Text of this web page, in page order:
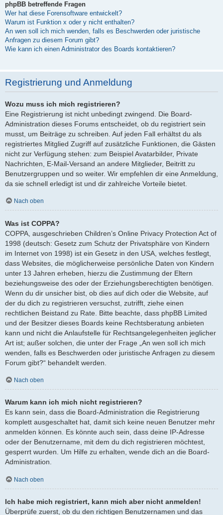
phpBB betreffende Fragen
Wer hat diese Forensoftware entwickelt?
Warum ist Funktion x oder y nicht enthalten?
An wen soll ich mich wenden, falls es Beschwerden oder juristische
Anfragen zu diesem Forum gibt?
Wie kann ich einen Administrator des Boards kontaktieren?
Registrierung und Anmeldung
Wozu muss ich mich registrieren?
Eine Registrierung ist nicht unbedingt zwingend. Die Board-
Administration dieses Forums entscheidet, ob du registriert sein
musst, um Beiträge zu schreiben. Auf jeden Fall erhältst du als
registriertes Mitglied Zugriff auf zusätzliche Funktionen, die Gästen
nicht zur Verfügung stehen: zum Beispiel Avatarbilder, Private
Nachrichten, E-Mail-Versand an andere Mitglieder, Beitritt zu
Benutzergruppen und so weiter. Wir empfehlen dir eine Anmeldung,
da sie schnell erledigt ist und dir zahlreiche Vorteile bietet.
Nach oben
Was ist COPPA?
COPPA, ausgeschrieben Children’s Online Privacy Protection Act of
1998 (deutsch: Gesetz zum Schutz der Privatsphäre von Kindern
im Internet von 1998) ist ein Gesetz in den USA, welches festlegt,
dass Websites, die möglicherweise persönliche Daten von Kindern
unter 13 Jahren erheben, hierzu die Zustimmung der Eltern
beziehungsweise des oder der Erziehungsberechtigten benötigen.
Wenn du dir unsicher bist, ob dies auf dich oder die Website, auf
der du dich zu registrieren versuchst, zutrifft, ziehe einen
rechtlichen Beistand zu Rate. Bitte beachte, dass phpBB Limited
und der Besitzer dieses Boards keine Rechtsberatung anbieten
kann und nicht die Anlaufstelle für Rechtsangelegenheiten jeglicher
Art ist; außer solchen, die unter der Frage „An wen soll ich mich
wenden, falls es Beschwerden oder juristische Anfragen zu diesem
Forum gibt?“ behandelt werden.
Nach oben
Warum kann ich mich nicht registrieren?
Es kann sein, dass die Board-Administration die Registrierung
komplett ausgeschaltet hat, damit sich keine neuen Benutzer mehr
anmelden können. Es könnte auch sein, dass deine IP-Adresse
oder der Benutzername, mit dem du dich registrieren möchtest,
gesperrt wurden. Um Hilfe zu erhalten, wende dich an die Board-
Administration.
Nach oben
Ich habe mich registriert, kann mich aber nicht anmelden!
Überprüfe zuerst, ob du den richtigen Benutzernamen und das